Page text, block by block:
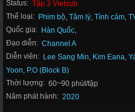
Status: Tập 3 Vietsub
Thể loại: Phim bộ, Tâm lý, Tình cảm,
Quốc gia: Hàn Quốc,
Đạo diễn: Channel A
Diễn viên: Lee Sang Min, Kim Eana,
Yoon, P.O (Block B)
Thời lượng: 60~90 phút/tập
Năm phát hành: 2020